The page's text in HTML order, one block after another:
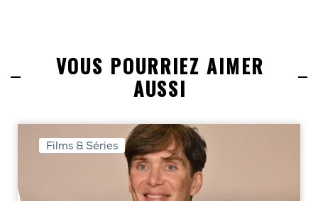
VOUS POURRIEZ AIMER
AUSSI
Films & Séries